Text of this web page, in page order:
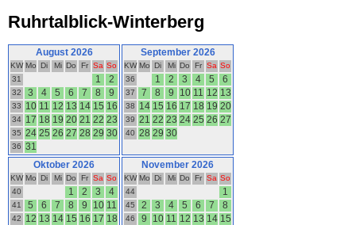
Ruhrtalblick-Winterberg
August 2026
KW Mo Di Mi Do Fr Sa So
31
1 2
32 3 4 5 6 7 8 9
33 10 11 12 13 14 15 16
34 17 18 19 20 21 22 23
35 24 25 26 27 28 29 30
36 31
September 2026
KW Mo Di Mi Do Fr Sa So
36
1 2 3 4 5 6
37 7 8 9 10 11 12 13
38 14 15 16 17 18 19 20
39 21 22 23 24 25 26 27
40 28 29 30
Oktober 2026
KW Mo Di Mi Do Fr Sa So
40
1 2 3 4
41 5 6 7 8 9 10 11
42 12 13 14 15 16 17 18
November 2026
KW Mo Di Mi Do Fr Sa So
44
1
45 2 3 4 5 6 7 8
46 9 10 11 12 13 14 15